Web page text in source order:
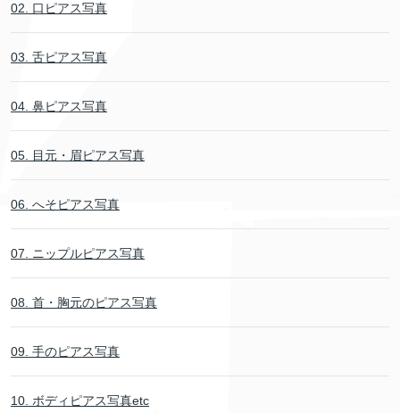
02. 口ピアス写真
03. 舌ピアス写真
04. 鼻ピアス写真
05. 目元・眉ピアス写真
06. へそピアス写真
07. ニップルピアス写真
08. 首・胸元のピアス写真
09. 手のピアス写真
10. ボディピアス写真etc